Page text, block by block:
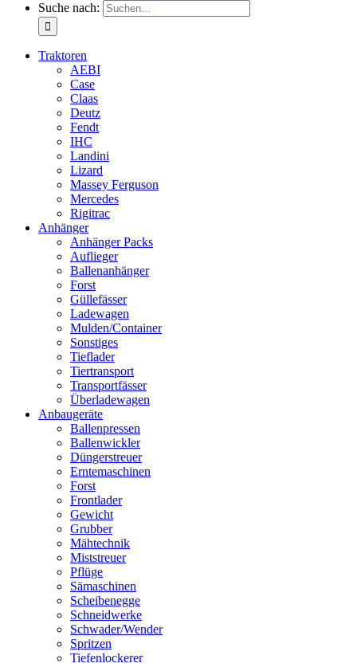
Suche nach:
Traktoren
AEBI
Case
Claas
Deutz
Fendt
IHC
Landini
Lizard
Massey Ferguson
Mercedes
Rigitrac
Anhänger
Anhänger Packs
Auflieger
Ballenanhänger
Forst
Güllefässer
Ladewagen
Mulden/Container
Sonstiges
Tieflader
Tiertransport
Transportfässer
Überladewagen
Anbaugeräte
Ballenpressen
Ballenwickler
Düngerstreuer
Erntemaschinen
Forst
Frontlader
Gewicht
Grubber
Mähtechnik
Miststreuer
Pflüge
Sämaschinen
Scheibenegge
Schneidwerke
Schwader/Wender
Spritzen
Tiefenlockerer